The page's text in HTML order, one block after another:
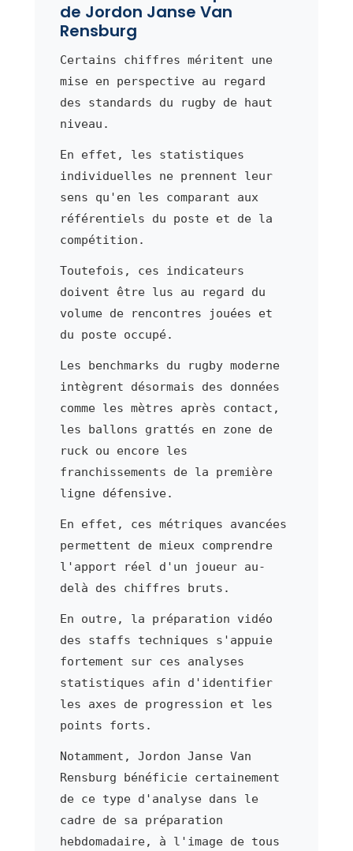
de Jordon Janse Van
Rensburg
Certains chiffres méritent une
mise en perspective au regard
des standards du rugby de haut
niveau.
En effet, les statistiques
individuelles ne prennent leur
sens qu'en les comparant aux
référentiels du poste et de la
compétition.
Toutefois, ces indicateurs
doivent être lus au regard du
volume de rencontres jouées et
du poste occupé.
Les benchmarks du rugby moderne
intègrent désormais des données
comme les mètres après contact,
les ballons grattés en zone de
ruck ou encore les
franchissements de la première
ligne défensive.
En effet, ces métriques avancées
permettent de mieux comprendre
l'apport réel d'un joueur au-
delà des chiffres bruts.
En outre, la préparation vidéo
des staffs techniques s'appuie
fortement sur ces analyses
statistiques afin d'identifier
les axes de progression et les
points forts.
Notamment, Jordon Janse Van
Rensburg bénéficie certainement
de ce type d'analyse dans le
cadre de sa préparation
hebdomadaire, à l'image de tous